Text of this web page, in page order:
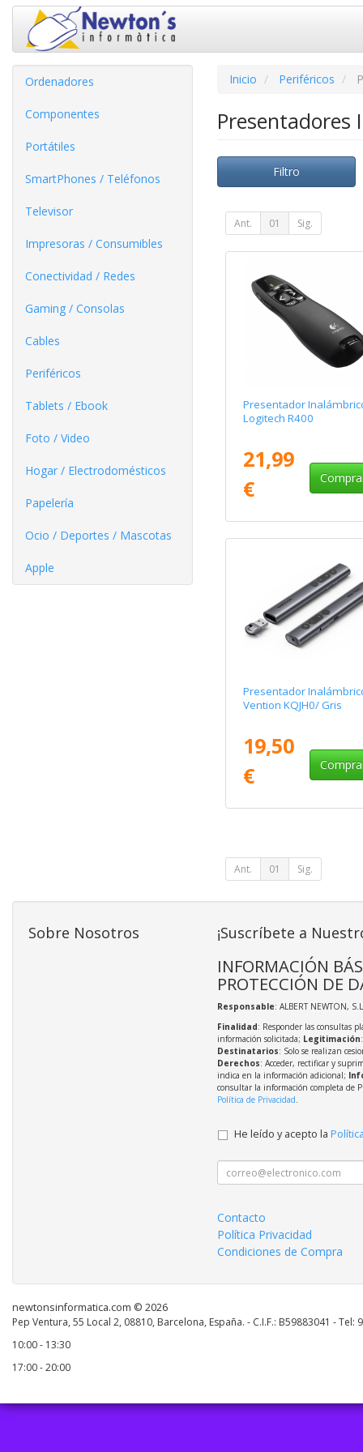
Ordenadores
Componentes
Portátiles
SmartPhones / Teléfonos
Televisor
Impresoras / Consumibles
Conectividad / Redes
Gaming / Consolas
Cables
Periféricos
Tablets / Ebook
Foto / Video
Hogar / Electrodomésticos
Papelería
Ocio / Deportes / Mascotas
Apple
Inicio Periféricos
Filtro
Ant. 01 Sig.
Presentador
Logitech R400
21,99
€
Presentador
Vention KQJH0/ Gris
19,50
€
Ant. 01 Sig.
Sobre Nosotros ¡Suscríbete a
INFORMACIÓN
PROTECCIÓN DE
Responsable: ALBERT NEWTON,
Finalidad: Responder las consultas
información solicitada; Legitimación
Destinatarios: Solo se realizan
Derechos: Acceder, rectificar y
indica en la información adicional;
consultar la información completa de
Política de Privacidad.
He leído y acepto la
Contacto
Política Privacidad
Condiciones de Compra
newtonsinformatica.com © 2026
Pep Ventura, 55 Local 2, 08810, Barcelona, España. - C.I.F.: B59883041 - Tel:
10:00 - 13:30
17:00 - 20:00